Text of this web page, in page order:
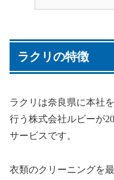
ラクリの特徴
ラクリは奈良県に本社
行う株式会社ルビーが
サービスです。
衣類のクリーニングを